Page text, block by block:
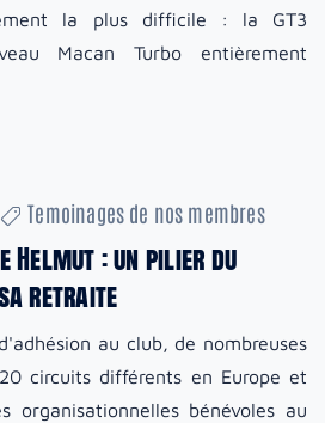
la plus difficile : la GT3
Macan Turbo entièrement
Temoinages de nos membres
Helmut : un pilier du
retraite
au club, de nombreuses
circuits différents en Europe et
organisationnelles bénévoles au